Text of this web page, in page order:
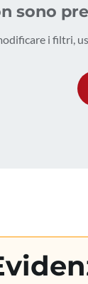
sono
i filtri,